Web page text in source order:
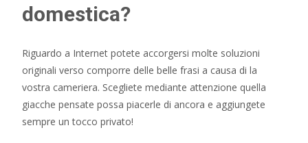
domestica?
Riguardo a Internet potete accorgersi molte soluzioni
originali verso comporre delle belle frasi a causa di la
vostra cameriera. Scegliete mediante attenzione quella
giacche pensate possa piacerle di ancora e aggiungete
sempre un tocco privato!